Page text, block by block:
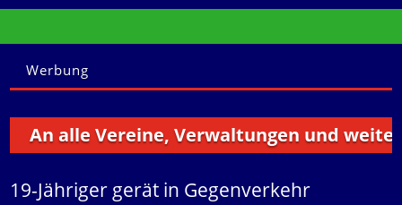
Werbung
alle Vereine, Verwaltungen und weitere
19-Jähriger gerät in Gegenverkehr